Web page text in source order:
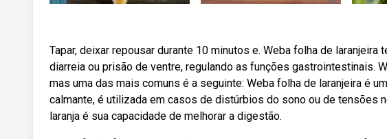
Tapar, deixar repousar durante 10 minutos e. Weba folha de
diarreia ou prisão de ventre, regulando as funções gastrointestinais.
mas uma das mais comuns é a seguinte: Weba folha de laranjeira é
calmante, é utilizada em casos de distúrbios do sono ou de tensões
laranja é sua capacidade de melhorar a digestão.